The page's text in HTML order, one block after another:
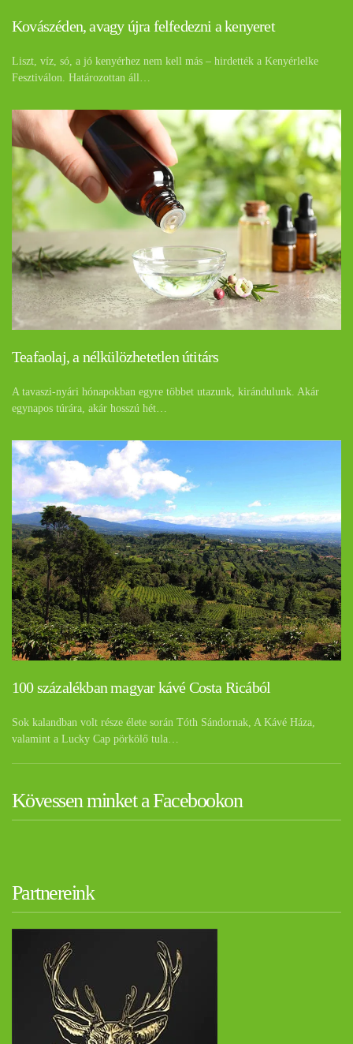
Kovászéden, avagy újra felfedezni a kenyeret
Liszt, víz, só, a jó kenyérhez nem kell más – hirdették a Kenyérlelke
Fesztiválon. Határozottan áll…
Teafaolaj, a nélkülözhetetlen útitárs
A tavaszi-nyári hónapokban egyre többet utazunk, kirándulunk. Akár
egynapos túrára, akár hosszú hét…
100 százalékban magyar kávé Costa Ricából
Sok kalandban volt része élete során Tóth Sándornak, A Kávé Háza,
valamint a Lucky Cap pörkölő tula…
Kövessen minket a Facebookon
Partnereink